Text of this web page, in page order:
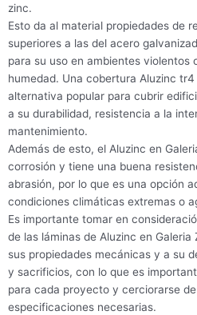
zinc.
Esto da al material propiedades de
superiores a las del acero
para su uso en ambientes violentos
humedad. Una cobertura Aluzinc
alternativa popular para cubrir
a su durabilidad, resistencia a la
mantenimiento.
Además de esto, el Aluzinc en
corrosión y tiene una buena
abrasión, por lo que es una opción
condiciones climáticas extremas o
Es importante tomar en
de las láminas de Aluzinc en
sus propiedades mecánicas y a su
y sacrificios, con lo que es
para cada proyecto y cerciorarse
especificaciones necesarias.